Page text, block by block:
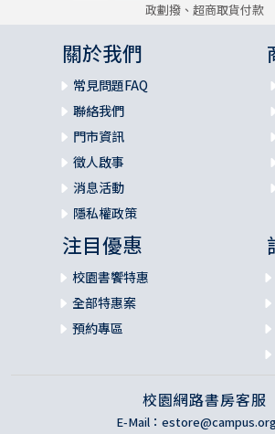
政劃撥、超商取貨付款
關於我們
常見問題FAQ
聯絡我們
門市資訊
徵人啟事
消息活動
隱私權政策
注目優惠
校園書饗特惠
全部特惠案
預約專區
校園網路書房客服
E-Mail：